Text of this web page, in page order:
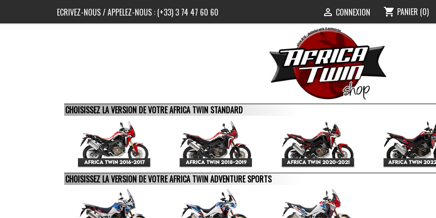
ECRIVEZ-NOUS/ APPELEZ-NOUS : (+33) 3 74 47 60 60  CONNEXION shopping_cart PANIER (0)
CHOISISSEZ LA VERSION DE VOTRE AFRICA TWIN STANDARD
CHOISISSEZ LA VERSION DE VOTRE AFRICA TWIN ADVENTURE SPORTS